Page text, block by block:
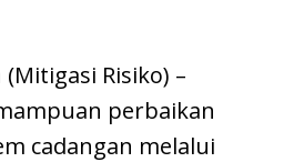
Risiko) –
perbaikan
cadangan melalui